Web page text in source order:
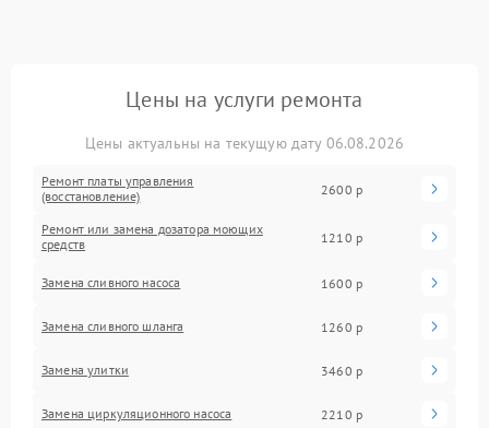
Цены на услуги ремонта
Цены актуальны на текущую дату 06.08.2026
Ремонт платы управления
(восстановление)
2600 р
Ремонт или замена дозатора моющих
средств
1210 р
Замена сливного насоса 1600 р
Замена сливного шланга 1260 р
Замена улитки 3460 р
Замена циркуляционного насоса 2210 р